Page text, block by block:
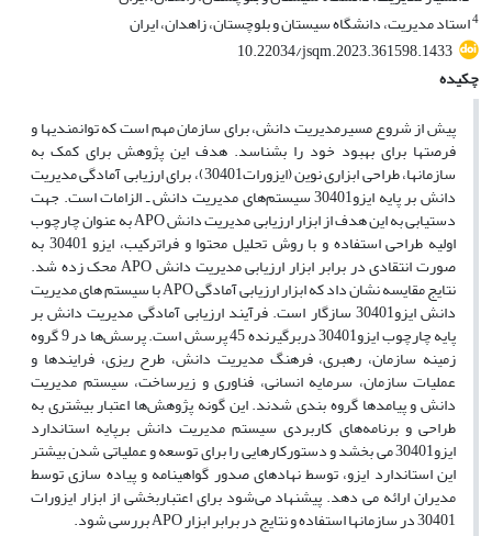
4استاد مدیریت، دانشگاه سیستان و بلوچستان، زاهدان، ایران
10.22034/jsqm.2023.361598.1433
چکیده
پیش از شروع مسیرمدیریت دانش، برای سازمان مهم است که توانمندیها و
فرصتها برای بهبود خود را بشناسد. هدف این پژوهش برای کمک به
سازمانها، طراحی ابزاری نوین (ایزورات30401)، برای ارزیابی آمادگی مدیریت
دانش بر پایه ایزو30401 سیستم‌های مدیریت دانش ـ الزامات است. جهت
دستیابی به این هدف از ابزار ارزیابی مدیریت دانش APO به عنوان چارچوب
اولیه طراحی استفاده و با روش تحلیل محتوا و فراترکیب، ایزو 30401 به
صورت انتقادی در برابر ابزار ارزیابی مدیریت دانش APO محک زده شد.
نتایج مقایسه نشان داد که ابزار ارزیابی آمادگی APO با سیستم های مدیریت
دانش ایزو30401 سازگار است. فرآیند ارزیابی آمادگی مدیریت دانش بر
پایه چارچوب ایزو30401 دربرگیرنده 45 پرسش است. پرسش‌ها در 9 گروه
زمینه سازمان، رهبری، فرهنگ مدیریت دانش، طرح ریزی، فرایندها و
عملیات سازمان، سرمایه انسانی، فناوری و زیرساخت، سیستم مدیریت
دانش و پیامدها گروه بندی شدند. این گونه پژوهش‌ها اعتبار بیشتری به
طراحی و برنامه‌های کاربردی سیستم مدیریت دانش برپایه استاندارد
ایزو30401 می بخشد و دستورکارهایی را برای توسعه و عملیاتی شدن بیشتر
این استاندارد ایزو، توسط نهادهای صدور گواهینامه و پیاده سازی توسط
مدیران ارائه می دهد. پیشنهاد می‌شود برای اعتباربخشی از ابزار ایزورات
30401 در سازمانها استفاده و نتایج در برابر ابزار APO بررسی شود.